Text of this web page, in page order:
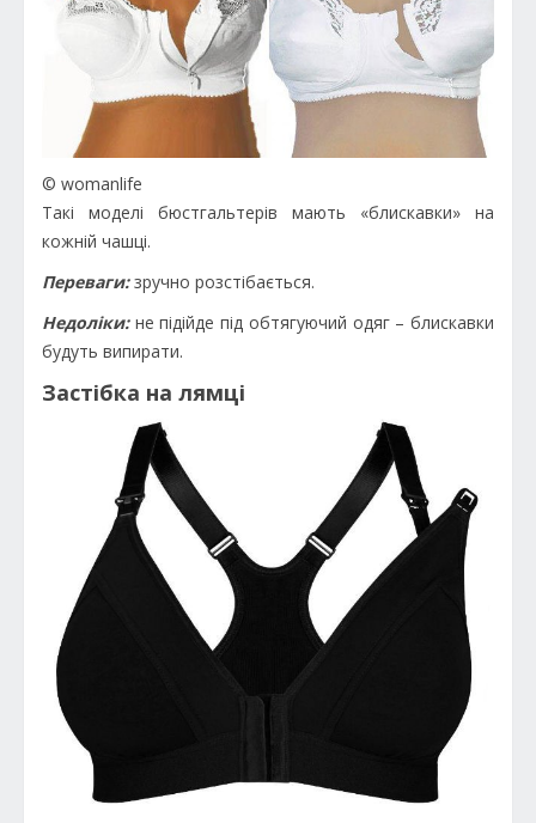
© womanlife
Такі моделі бюстгальтерів мають «блискавки» на
кожній чашці.
Переваги:зручно розстібається.
Недоліки:не підійде під обтягуючий одяг – блискавки
будуть випирати.
Застібка на лямці